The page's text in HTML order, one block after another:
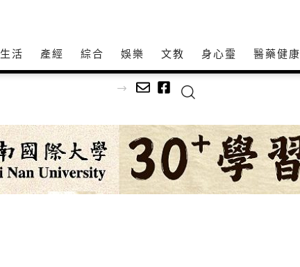
生活 產經 綜合 娛樂 文教 身心𩆜 醫藥健康